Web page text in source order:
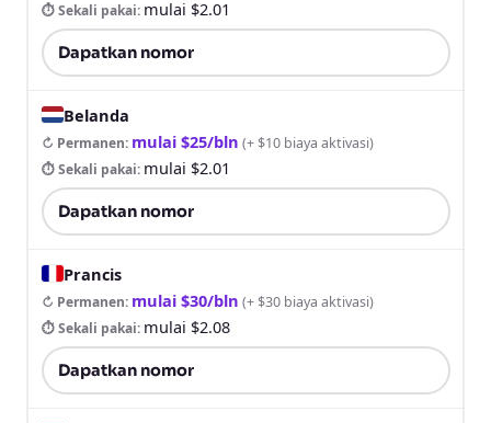
⏱ Sekali pakai: mulai $2.01
Dapatkan nomor
Belanda
↻ Permanen: mulai $25/bln (+ $10 biaya aktivasi)
⏱ Sekali pakai: mulai $2.01
Dapatkan nomor
Prancis
↻ Permanen: mulai $30/bln (+ $30 biaya aktivasi)
⏱ Sekali pakai: mulai $2.08
Dapatkan nomor